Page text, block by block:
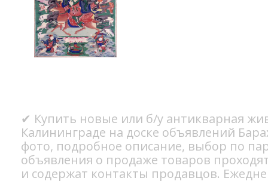
✔ Купить новые или б/у антикварная
Калининграде на доске объявлений
фото, подробное описание, выбор по
объявления о продаже товаров
и содержат контакты продавцов.